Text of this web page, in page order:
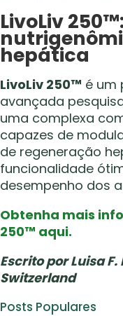
LivoLiv
hepática
LivoLiv 250™ é um
avançada
uma complexa
capazes de
de regeneração
funcionalidade
desempenho dos
Obtenha mais
250™ aqui.
Escrito por Luisa
Switzerland
Posts Populares